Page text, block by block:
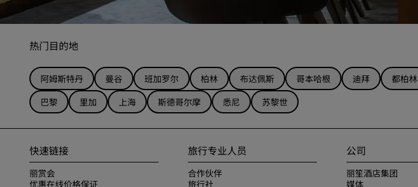
热门目的地
阿姆斯特丹 曼谷 班加罗尔 柏林 布达佩斯 哥本哈根 迪拜 都柏林
巴黎
里加 上海 斯德哥尔摩 悉尼 苏黎世
快速链接
丽赏会
优惠在线价格保证
旅行专业人员
合作伙伴
旅行社
公司
丽笙酒店集团
媒体